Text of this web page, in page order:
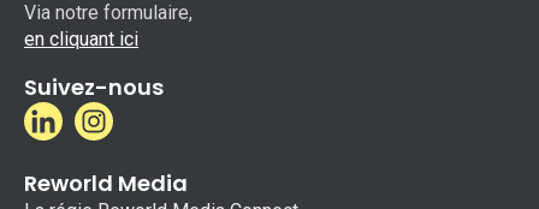
Via notre formulaire,
en cliquant ici
Suivez-nous
Reworld Media